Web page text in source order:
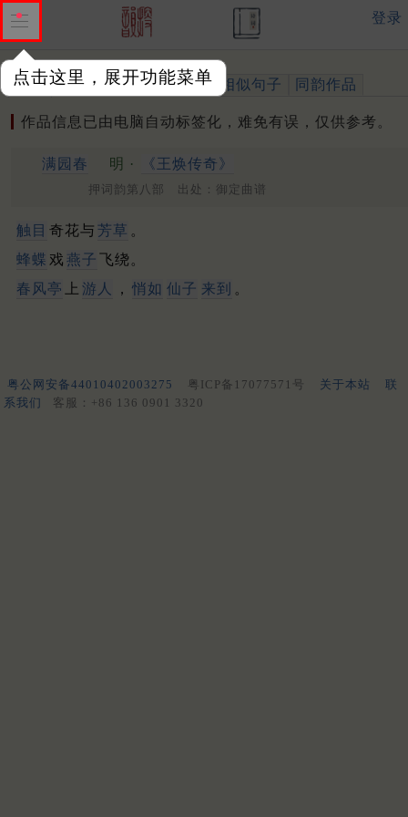
点击这里，展开功能菜单
登录
作品 标注四声 出处、引用 相似句子 同韵作品
作品信息已由电脑自动标签化，难免有误，仅供参考。
满园春 明 · 《王焕传奇》
押词韵第八部 出处：御定曲谱
触目 奇花与 芳草 。
蜂蝶 戏 燕子 飞绕。
春风亭
上 游人 ， 悄如 仙子 来到 。
粤公网安备44010402003275 粤ICP备17077571号 关于本站
联
系我们
客服：+86 136 0901 3320